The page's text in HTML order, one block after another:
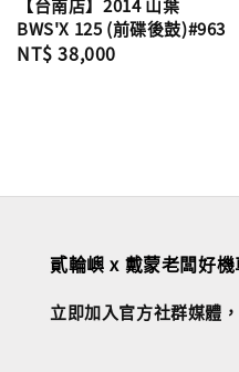
【台南店】2014 山葉
BWS'X 125 (前碟後鼓)#963
Regular
NT$ 38,000
貳輪嶼 x 戴蒙老闆好機
立即加入官方社群媒體